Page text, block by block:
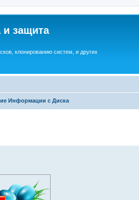
и защита
клонированию систем, и других
Информации с Диска